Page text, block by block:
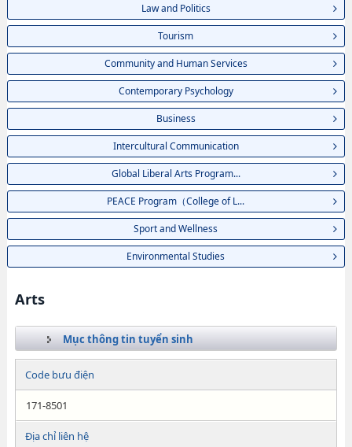
Law and Politics
Tourism
Community and Human Services
Contemporary Psychology
Business
Intercultural Communication
Global Liberal Arts Program...
PEACE Program（College of L...
Sport and Wellness
Environmental Studies
Arts
Mục thông tin tuyển sinh
Code bưu điện
171-8501
Địa chỉ liên hệ